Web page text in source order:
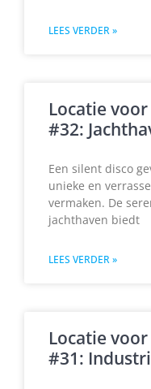
LEES VERDER »
Locatie
#32:
Een silent disco
unieke en
vermaken. De
jachthaven biedt
LEES VERDER »
Locatie
#31: